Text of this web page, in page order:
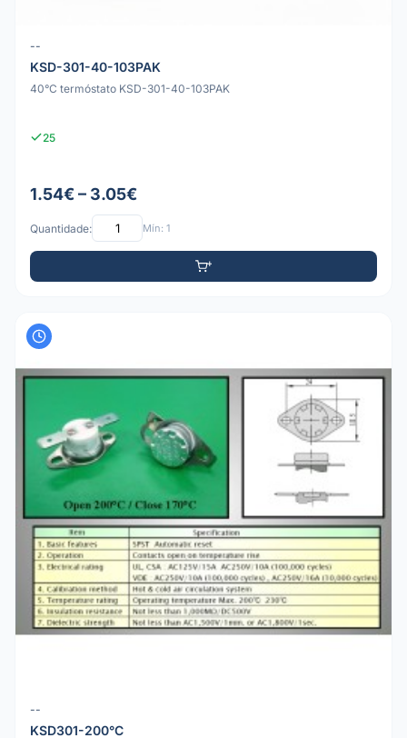
--
KSD-301-40-103PAK
40°C termóstato KSD-301-40-103PAK
25
1.54€ – 3.05€
Quantidade: Mín: 1
--
KSD301-200°C